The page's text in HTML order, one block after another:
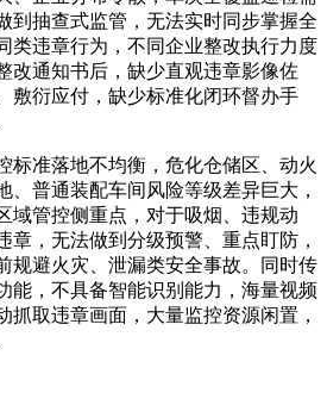
到抽查式监管，无法实时同步掌握全
类违章行为，不同企业整改执行力度
改通知书后，缺少直观违章影像佐
敷衍应付，缺少标准化闭环督办手
标准落地不均衡，危化仓储区、动火
、普通装配车间风险等级差异巨大，
域管控侧重点，对于吸烟、违规动
章，无法做到分级预警、重点盯防，
规避火灾、泄漏类安全事故。同时传
能，不具备智能识别能力，海量视频
抓取违章画面，大量监控资源闲置，